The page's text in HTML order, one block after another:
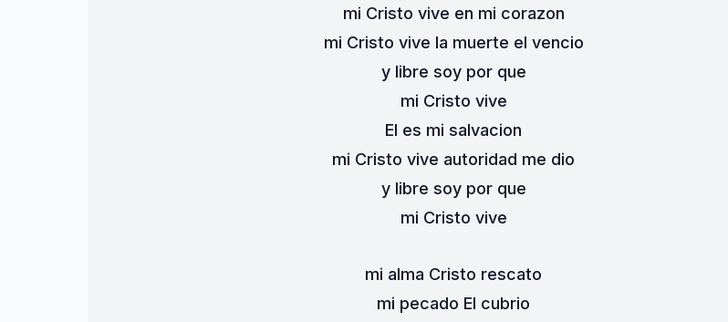
mi Cristo vive en mi corazon
mi Cristo vive la muerte el vencio
y libre soy por que
mi Cristo vive
El es mi salvacion
mi Cristo vive autoridad me dio
y libre soy por que
mi Cristo vive
mi alma Cristo rescato
mi pecado El cubrio